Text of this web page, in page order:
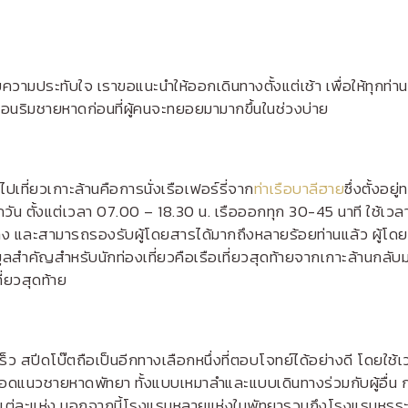
ามประทับใจ เราขอแนะนำให้ออกเดินทางตั้งแต่เช้า เพื่อให้ทุก
ริมชายหาดก่อนที่ผู้คนจะทยอยมามากขึ้นในช่วงบ่าย
เที่ยวเกาะล้านคือการนั่งเรือเฟอร์รี่จากท่าเรือบาลีฮายซึ่งตั้งอยู่
น ตั้งแต่เวลา 07.00 – 18.30 น. เรือออกทุก 30-45 นาที ใช้เว
และสามารถรองรับผู้โดยสารได้มากถึงหลายร้อยท่านแล้ว ผู้
ำคัญสำหรับนักท่องเที่ยวคือเรือเที่ยวสุดท้ายจากเกาะล้านกลับ
ยวสุดท้าย
ว สปีดโบ๊ตถือเป็นอีกทางเลือกหนึ่งที่ตอบโจทย์ได้อย่างดี โดยใช้
แนวชายหาดพัทยา ทั้งแบบเหมาลำและแบบเดินทางร่วมกับผู้อื่